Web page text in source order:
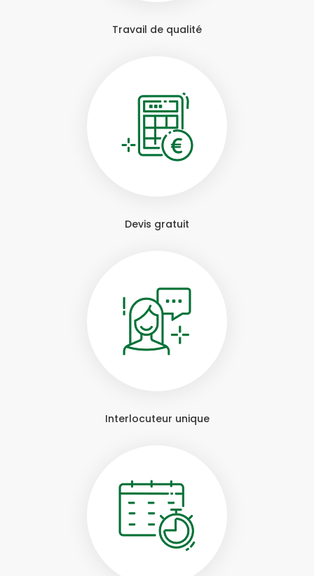
Travail de qualité
Devis gratuit
Interlocuteur unique